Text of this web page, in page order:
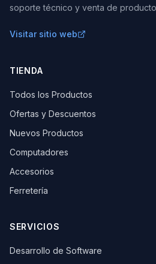
soporte técnico y venta de
Visitar sitio web
TIENDA
Todos los Productos
Ofertas y Descuentos
Nuevos Productos
Computadores
Accesorios
Ferretería
SERVICIOS
Desarrollo de Software